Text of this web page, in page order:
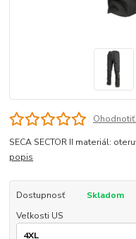
SECA SECTOR II materiál:
popis
Dostupnosť
Skladom
Veľkosti US